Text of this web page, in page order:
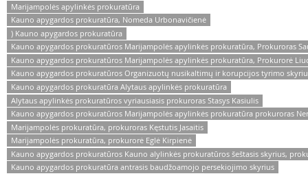
Marijampolės apylinkės prokuratūra
Kauno apygardos prokuratūra, Nomeda Urbonavičienė
) Kauno apygardos prokuratūra
Kauno apygardos prokuratūros Marijampolės apylinkės prokuratūra, Prokuroras
Kauno apygardos prokuratūros Marijampolės apylinkės prokuratūra, Prokurorė
Kauno apygardos prokuratūros Organizuotų nusikaltimų ir korupcijos tyrimo
Kauno apygardos prokuratūra Alytaus apylinkės prokuratūra
Alytaus apylinkės prokuratūros vyriausiasis prokuroras Stasys Kasiulis
Kauno apygardos prokuratūros Marijampolės apylinkės prokuratūra prokuroras
Marijampolės prokuratūra, prokuroras Kęstutis Jasaitis
Marijampolės prokuratūra, prokurorė Eglė Kirpienė
Kauno apygardos prokuratūros Kauno alylinkės prokuratūros šeštasis skyrius,
Kauno apygardos prokuratūra antrasis baudžoamojo persekiojimo skyrius